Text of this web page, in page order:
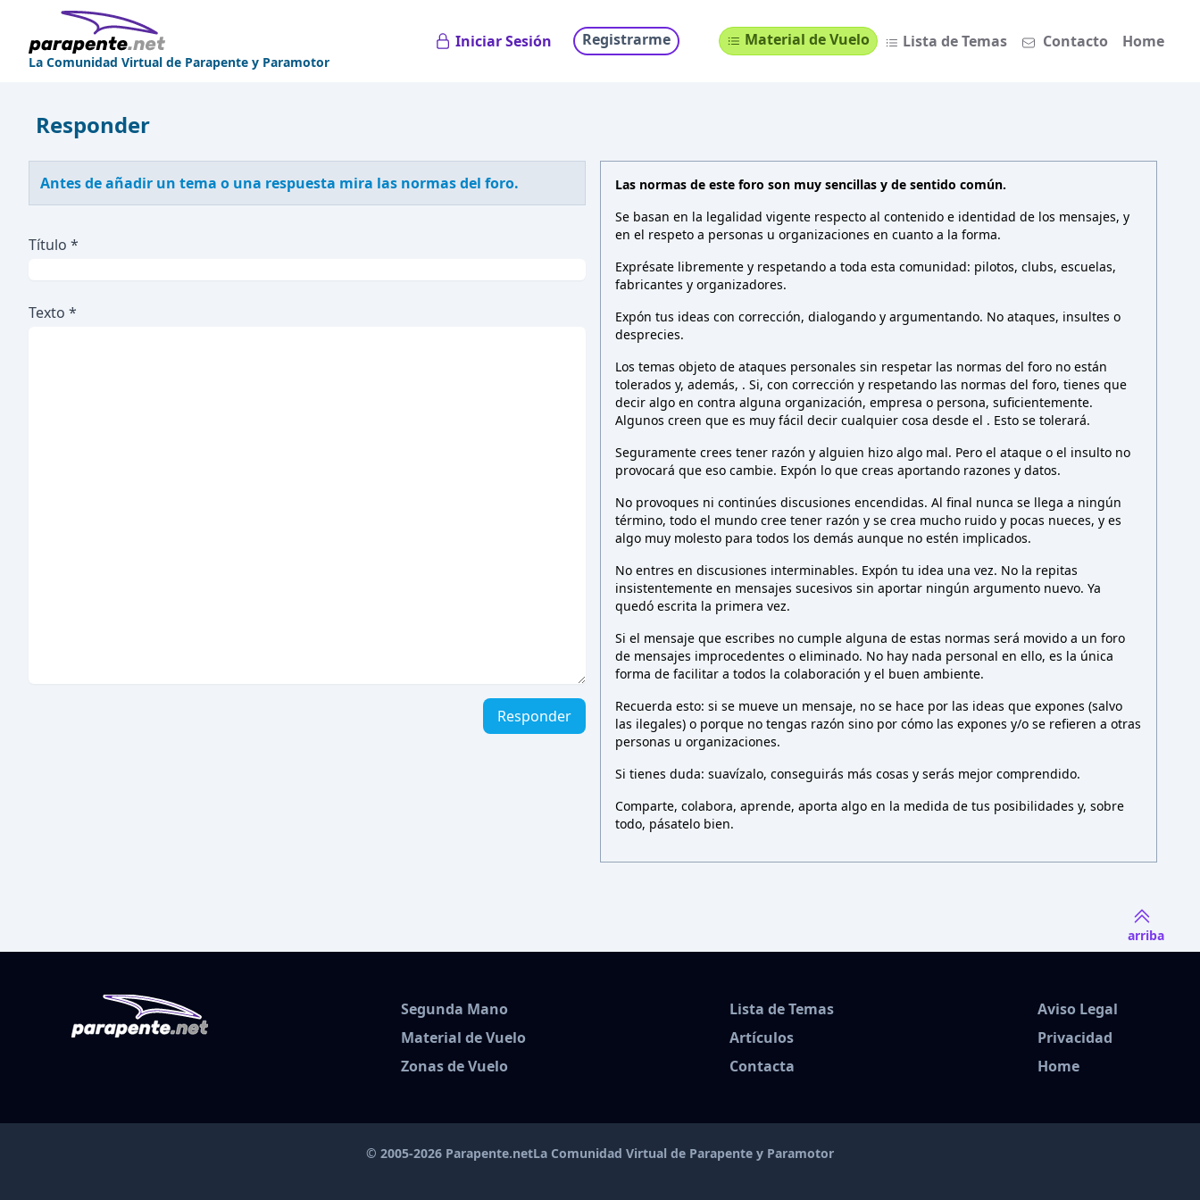
La Comunidad Virtual de Parapente y Paramotor
Iniciar Sesión Registrarme Material de Vuelo Lista de Temas Contacto Home
Responder
Antes de añadir un tema o una respuesta mira las normas del foro.
Título *
Texto *
Responder
Las normas de este foro son muy sencillas y de sentido común.
Se basan en la legalidad vigente respecto al contenido e identidad de los mensajes, y
en el respeto a personas u organizaciones en cuanto a la forma.
Exprésate libremente y respetando a toda esta comunidad: pilotos, clubs, escuelas,
fabricantes y organizadores.
Expón tus ideas con corrección, dialogando y argumentando. No ataques, insultes o
desprecies.
Los temas objeto de ataques personales sin respetar las normas del foro no están
tolerados y, además, . Si, con corrección y respetando las normas del foro, tienes que
decir algo en contra alguna organización, empresa o persona, suficientemente.
Algunos creen que es muy fácil decir cualquier cosa desde el . Esto se tolerará.
Seguramente crees tener razón y alguien hizo algo mal. Pero el ataque o el insulto no
provocará que eso cambie. Expón lo que creas aportando razones y datos.
No provoques ni continúes discusiones encendidas. Al final nunca se llega a ningún
término, todo el mundo cree tener razón y se crea mucho ruido y pocas nueces, y es
algo muy molesto para todos los demás aunque no estén implicados.
No entres en discusiones interminables. Expón tu idea una vez. No la repitas
insistentemente en mensajes sucesivos sin aportar ningún argumento nuevo. Ya
quedó escrita la primera vez.
Si el mensaje que escribes no cumple alguna de estas normas será movido a un foro
de mensajes improcedentes o eliminado. No hay nada personal en ello, es la única
forma de facilitar a todos la colaboración y el buen ambiente.
Recuerda esto: si se mueve un mensaje, no se hace por las ideas que expones (salvo
las ilegales) o porque no tengas razón sino por cómo las expones y/o se refieren a otras
personas u organizaciones.
Si tienes duda: suavízalo, conseguirás más cosas y serás mejor comprendido.
Comparte, colabora, aprende, aporta algo en la medida de tus posibilidades y, sobre
todo, pásatelo bien.
arriba
Segunda Mano
Material de Vuelo
Zonas de Vuelo
Lista de Temas
Artículos
Contacta
Aviso Legal
Privacidad
Home
© 2005-2026 Parapente.netLa Comunidad Virtual de Parapente y Paramotor